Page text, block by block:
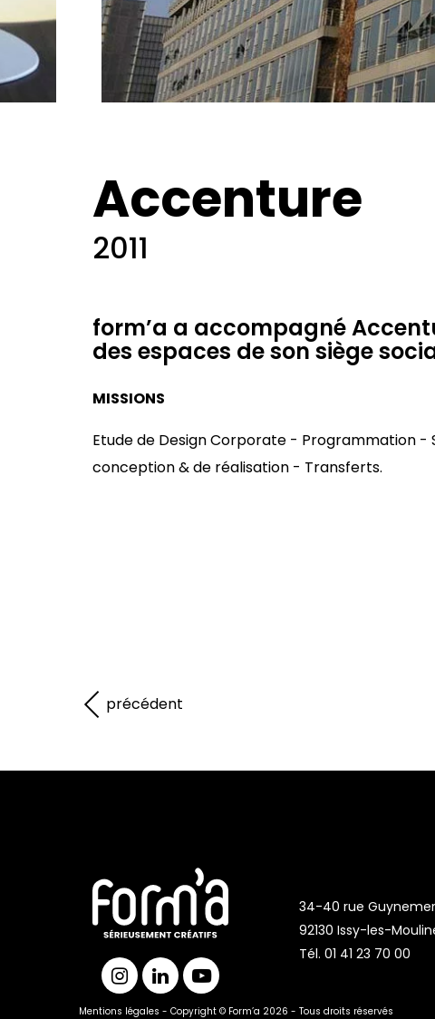
Accenture
2011
form’a a accompagné
des espaces de son siège
MISSIONS
Etude de Design Corporate - Programmation
conception & de réalisation - Transferts.
précédent
34-40 rue Guynemer
92130 Issy-les-
Tél. 01 41 23 70 00
Mentions légales - Copyright © Form’a 2026 - Tous droits réservés